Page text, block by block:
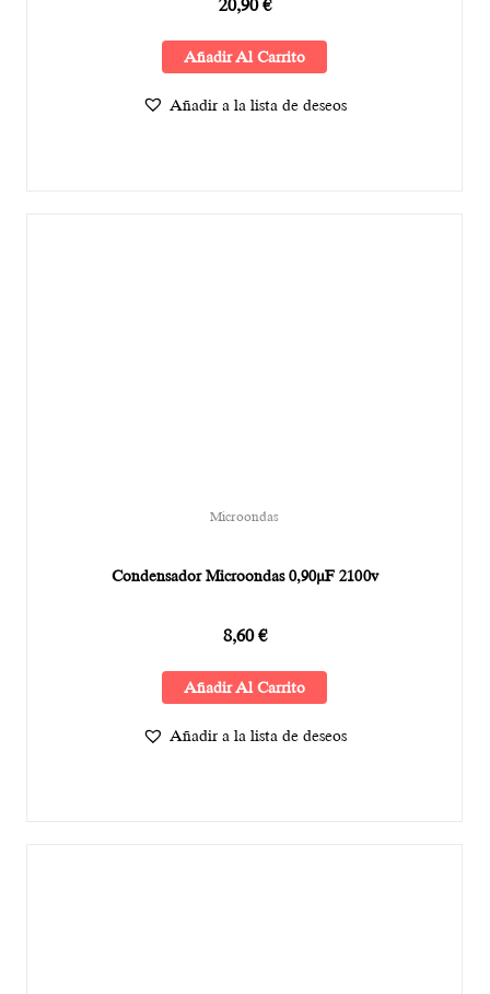
20,90€
Añadir Al Carrito
Añadir a la lista de deseos
Microondas
Condensador Microondas 0,90µF 2100v
8,60€
Añadir Al Carrito
Añadir a la lista de deseos